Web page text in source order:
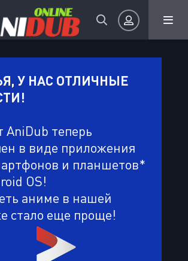
Восстановить пароль
Или войти через
У НАС ОТЛИЧНЫЕ
AniDub теперь
в виде приложения
и планшетов*
OS!
аниме в нашей
стало еще проще!